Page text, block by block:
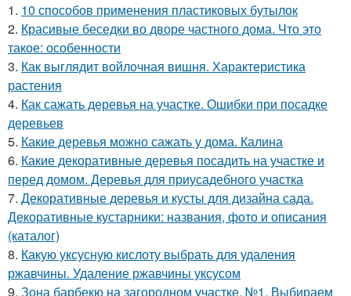
1. 10 способов применения пластиковых бутылок
2. Красивые беседки во дворе частного дома. Что это
такое: особенности
3. Как выглядит войлочная вишня. Характеристика
растения
4. Как сажать деревья на участке. Ошибки при посадке
деревьев
5. Какие деревья можно сажать у дома. Калина
6. Какие декоративные деревья посадить на участке и
перед домом. Деревья для приусадебного участка
7. Декоративные деревья и кусты для дизайна сада.
Декоративные кустарники: названия, фото и описания
(каталог)
8. Какую уксусную кислоту выбрать для удаления
ржавчины. Удаление ржавчины уксусом
9. Зона барбекю на загородном участке. №1. Выбираем